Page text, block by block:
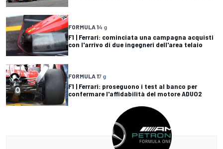
FORMULA 14 g
F1 | Ferrari: cominciata una campagna acquisti
con l'arrivo di due ingegneri dell'area telaio
FORMULA 17 g
F1 | Ferrari: proseguono i test al banco per
confermare l'affidabilità del motore ADUO2